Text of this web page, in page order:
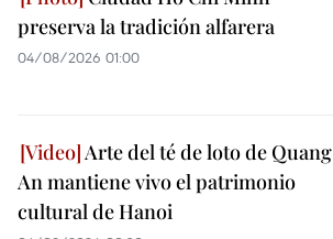
preserva la tradición alfarera
04/08/2026 01:00
Arte del té de loto de Quang
An mantiene vivo el patrimonio
cultural de Hanoi